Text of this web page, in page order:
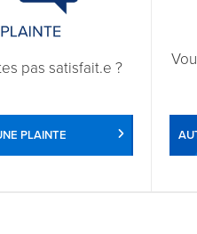
pas satisfait.e ?
PLAINTE